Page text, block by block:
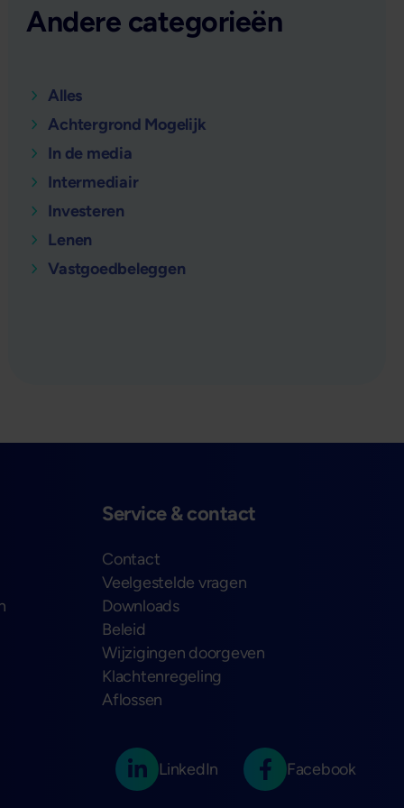
Andere categorieën
Alles
Achtergrond Mogelijk
In de media
Intermediair
Investeren
Lenen
Vastgoedbeleggen
Service & contact
Contact
Veelgestelde vragen
Downloads
Beleid
Wijzigingen doorgeven
Klachtenregeling
Aflossen
LinkedIn Facebook